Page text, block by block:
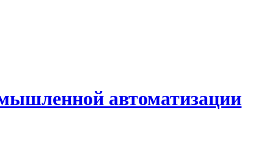
автоматизации